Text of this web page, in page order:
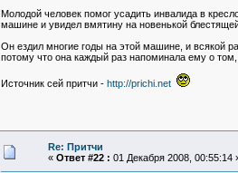
Молодой человек помог усадить инвалида в
машине и увидел вмятину на новенькой
Он ездил многие годы на этой машине, и всякой
потому что она каждый раз напоминала ему о
Источник сей притчи - http://prichi.net
Re: Притчи
« Ответ #22 : 01 Декабря 2008, 00:55:14